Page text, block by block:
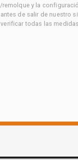
remolque y la
de salir de nuestro
todas las